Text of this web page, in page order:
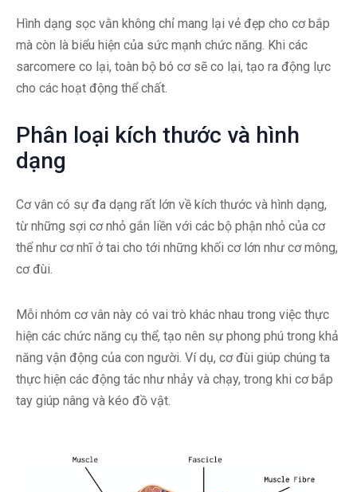
Hình dạng sọc vằn không chỉ mang lại vẻ đẹp cho cơ bắp
mà còn là biểu hiện của sức mạnh chức năng. Khi các
sarcomere co lại, toàn bộ bó cơ sẽ co lại, tạo ra động lực
cho các hoạt động thể chất.
Phân loại kích thước và hình
dạng
Cơ vân có sự đa dạng rất lớn về kích thước và hình dạng,
từ những sợi cơ nhỏ gắn liền với các bộ phận nhỏ của cơ
thể như cơ nhĩ ở tai cho tới những khối cơ lớn như cơ mông,
cơ đùi.
Mỗi nhóm cơ vân này có vai trò khác nhau trong việc thực
hiện các chức năng cụ thể, tạo nên sự phong phú trong khả
năng vận động của con người. Ví dụ, cơ đùi giúp chúng ta
thực hiện các động tác như nhảy và chạy, trong khi cơ bắp
tay giúp nâng và kéo đồ vật.